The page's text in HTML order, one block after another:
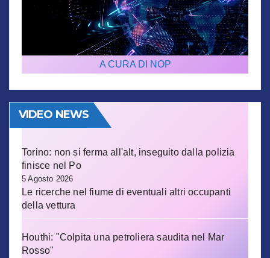
A CURA DI NOP
VIDEO NEWS
Torino: non si ferma all'alt, inseguito dalla polizia
finisce nel Po
5 Agosto 2026
Le ricerche nel fiume di eventuali altri occupanti
della vettura
Houthi: "Colpita una petroliera saudita nel Mar
Rosso"